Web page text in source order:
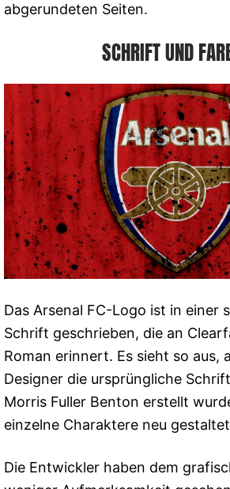
abgerundeten Seiten.
SCHRIFT UND
Das Arsenal FC-Logo ist in einer
Schrift geschrieben, die an
Roman erinnert. Es sieht so aus,
Designer die ursprüngliche
Morris Fuller Benton erstellt
einzelne Charaktere neu
Die Entwickler haben dem